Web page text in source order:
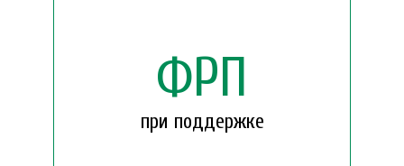
ФРП
при поддержке